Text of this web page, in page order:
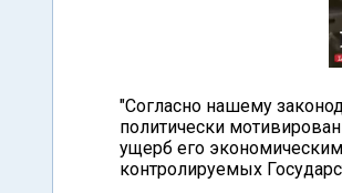
"Согласно нашему
политически
ущерб его
контролируемых